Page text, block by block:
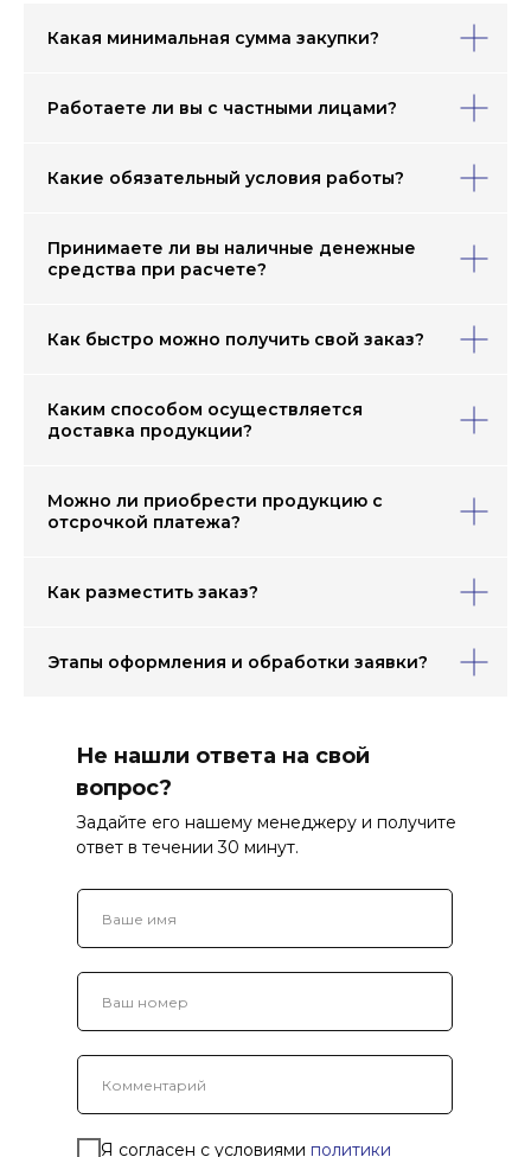
Какая минимальная сумма закупки?
Работаете ли вы с частными лицами?
Какие обязательный условия работы?
Принимаете ли вы наличные денежные
средства при расчете?
Как быстро можно получить свой заказ?
Каким способом осуществляется
доставка продукции?
Можно ли приобрести продукцию с
отсрочкой платежа?
Как разместить заказ?
Этапы оформления и обработки заявки?
Не нашли ответа на свой
вопрос?
Задайте его нашему менеджеру и получите
ответ в течении 30 минут.
Я согласен с условиями политики